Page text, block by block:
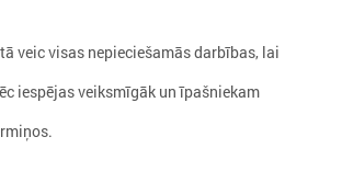
veic visas nepieciešamās darbības, lai
iespējas veiksmīgāk un īpašniekam